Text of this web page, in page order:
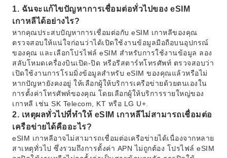
1. ฉันจะแก้ไขปัญหาการเชื่อมต่อทั่วไปของ eSIM
เกาหลีได้อย่างไร?
หากคุณประสบปัญหาการเชื่อมต่อกับ eSIM เกาหลีของคุณ
ตรวจสอบให้แน่ใจก่อนว่าได้เปิดใช้งานข้อมูลมือถือบนอุปกรณ์
ของคุณ และเลือกโปรไฟล์ eSIM สำหรับการใช้งานข้อมูล ลอง
สลับโหมดเครื่องบินเปิด-ปิด หรือรีสตาร์ทโทรศัพท์ ตรวจสอบว่า
เปิดใช้งานการโรมมิ่งข้อมูลสำหรับ eSIM ของคุณแล้วหรือไม่
หากปัญหายังคงอยู่ ให้เลือกผู้ให้บริการเครือข่ายด้วยตนเองใน
การตั้งค่าโทรศัพท์ของคุณ โดยเลือกผู้ให้บริการรายใหญ่ของ
เกาหลี เช่น SK Telecom, KT หรือ LG U+.
2. เหตุผลทั่วไปที่ทำให้ eSIM เกาหลีไม่สามารถเชื่อมต่อ
เครือข่ายได้คืออะไร?
eSIM เกาหลีอาจไม่สามารถเชื่อมต่อเครือข่ายได้เนื่องจากหลาย
สาเหตุทั่วไป ซึ่งรวมถึงการตั้งค่า APN ไม่ถูกต้อง โปรไฟล์ eSIM